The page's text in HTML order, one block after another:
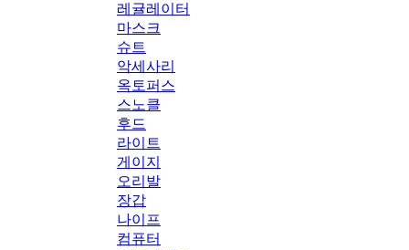
레귤레이터
마스크
슈트
악세사리
옥토퍼스
스노클
후드
라이트
게이지
오리발
장갑
나이프
컴퓨터